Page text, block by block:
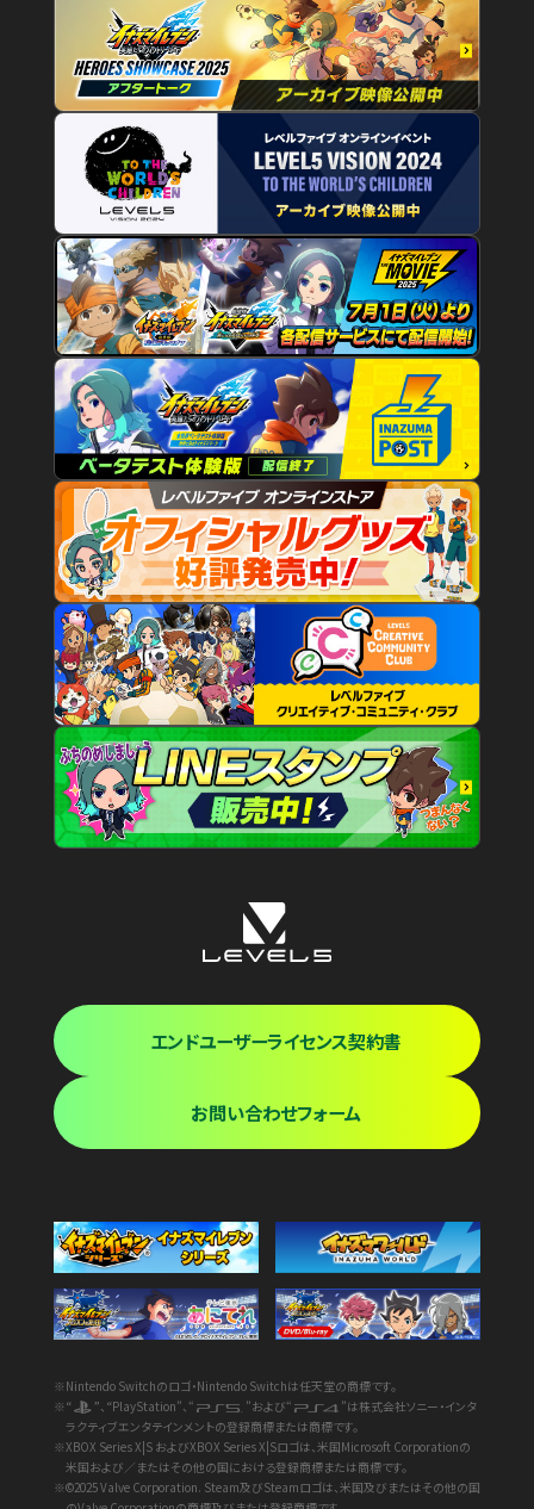
エンドユーザーライセンス契約書
お問い合わせフォーム
※Nintendo Switchのロゴ・Nintendo Switchは任天堂の商標です。
※“
”、“PlayStation”、“ ”および“
”は株式会社ソニー・インタ
ラクティブエンタテインメントの登録商標または商標です。
※XBOX Series X|S およびXBOX Series X|Sロゴは、米国Microsoft Corporationの
米国および／またはその他の国における登録商標または商標です。
※©2025 Valve Corporation. Steam及びSteamロゴは、米国及びまたはその他の国